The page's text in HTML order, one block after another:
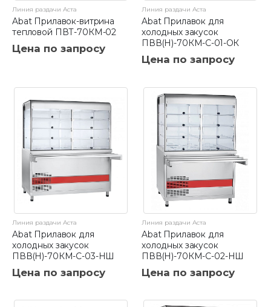
Линия раздачи Аста
Abat Прилавок-витрина
тепловой ПВТ-70КМ-02
Цена по запросу
Линия раздачи Аста
Abat Прилавок для
холодных закусок
ПВВ(Н)-70КМ-С-01-ОК
Цена по запросу
Линия раздачи Аста
Abat Прилавок для
холодных закусок
ПВВ(Н)-70КМ-С-03-НШ
Цена по запросу
Линия раздачи Аста
Abat Прилавок для
холодных закусок
ПВВ(Н)-70КМ-С-02-НШ
Цена по запросу